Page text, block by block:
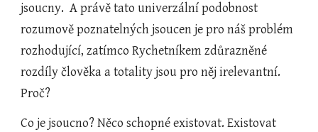
jsoucny.  A právě tato univerzální podobnost
rozumově poznatelných jsoucen je pro náš problém
rozhodující, zatímco Rychetníkem zdůrazněné
rozdíly člověka a totality jsou pro něj irelevantní.
Proč?
Co je jsoucno? Něco schopné existovat. Existovat